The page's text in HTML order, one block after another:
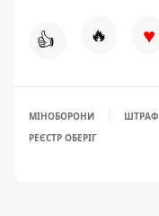
👍 🔥 ♥
МІНОБОРОНИ ШТРАФ
РЕЄСТР ОБЕРІГ